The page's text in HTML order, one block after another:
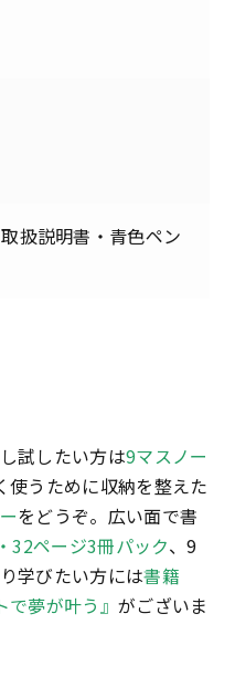
扱説明書・青色ペン
試したい方は9マスノー
使うために収納を整えた
をどうぞ。広い面で書
32ページ3冊パック、9
学びたい方には書籍
で夢が叶う』がございま